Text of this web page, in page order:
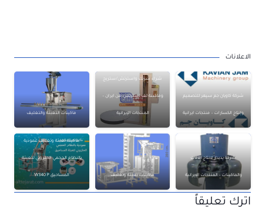
الاعلانات
شركة كاويان جم سپهر للتصميم
وإنتاج الكسارات – منتجات ايرانية
شراء شرنك واسترتش/ستريج
وماكينة لف استرتش من ايران –
المنتجات الإيرانية ماكينات التعبئة والتغليف
شركة پديدار لانتاج الآلات
والماكينات – المنتجات الإيرانية ماكينات تعبئة وتغليف
ماكينة تعبئة وتغليف عمودية
بالنظام الحجمي الحلزوني لتعبئة
المساحيق W340 P
اترك تعليقاً